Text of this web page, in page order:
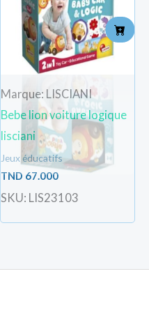
Marque: LISCIANI
Bebe lion voiture logique
lisciani
Jeux éducatifs
TND 67.000
SKU: LIS23103